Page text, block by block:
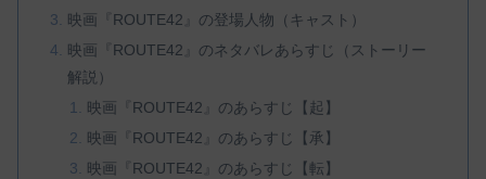
映画『ROUTE42』の登場人物（キャスト）
映画『ROUTE42』のネタバレあらすじ（ストーリー
解説）
映画『ROUTE42』のあらすじ【起】
映画『ROUTE42』のあらすじ【承】
映画『ROUTE42』のあらすじ【転】